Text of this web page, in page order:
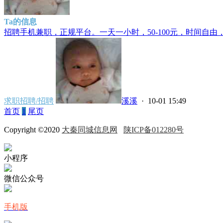
Ta的信息
招聘手机兼职，正规平台。一天一小时，50-100元，时间自由
求职招聘/招聘 溪溪 · 10-01 15:49
首页 1 尾页
Copyright ©2020 大秦同城信息网 陕ICP备012280号
小程序
微信公众号
手机版